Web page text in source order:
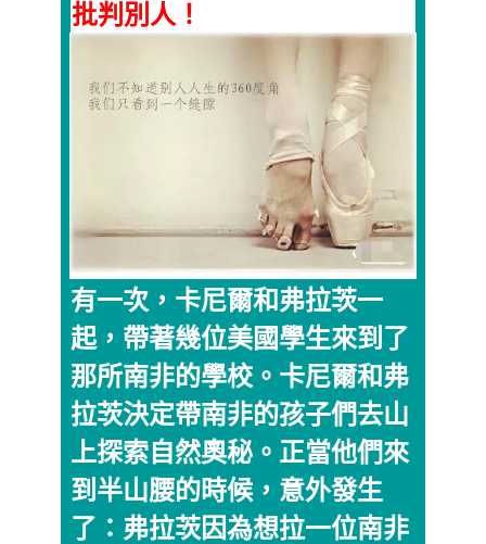
批判別人！
有一次，卡尼爾和弗拉茨一
起，帶著幾位美國學生來到了
那所南非的學校。卡尼爾和弗
拉茨決定帶南非的孩子們去山
上探索自然奧秘。正當他們來
到半山腰的時候，意外發生
了：弗拉茨因為想拉一位南非